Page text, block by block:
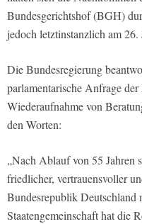
Bundesgerichtshof (BGH)
jedoch letztinstanzlich am 26.
Die Bundesregierung
parlamentarische Anfrage
Wiederaufnahme von
den Worten:
„Nach Ablauf von 55 Jahren
friedlicher, vertrauensvoller
Bundesrepublik Deutschland
Staatengemeinschaft hat die